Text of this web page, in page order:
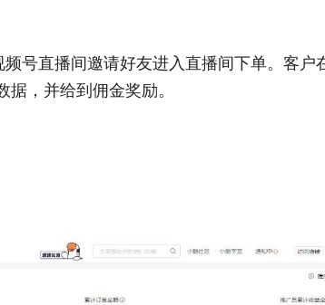
号直播间邀请好友进入直播间下单。客户
，并给到佣金奖励。